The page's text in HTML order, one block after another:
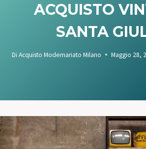
ACQUISTO
SANTA
Di Acquisto Modernariato Milano Maggio 28,